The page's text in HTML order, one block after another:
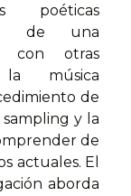
poéticas
de una
con otras
la música
de
sampling y la
de
actuales. El
aborda